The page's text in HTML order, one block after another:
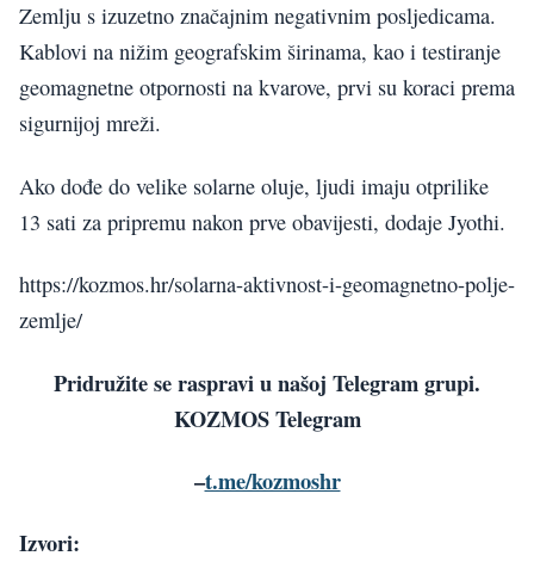
Zemlju s izuzetno značajnim negativnim posljedicama.
Kablovi na nižim geografskim širinama, kao i testiranje
geomagnetne otpornosti na kvarove, prvi su koraci prema
sigurnijoj mreži.
Ako dođe do velike solarne oluje, ljudi imaju otprilike
13 sati za pripremu nakon prve obavijesti, dodaje Jyothi.
https://kozmos.hr/solarna-aktivnost-i-geomagnetno-polje-
zemlje/
Pridružite se raspravi u našoj Telegram grupi.
KOZMOS Telegram
–t.me/kozmoshr
Izvori: